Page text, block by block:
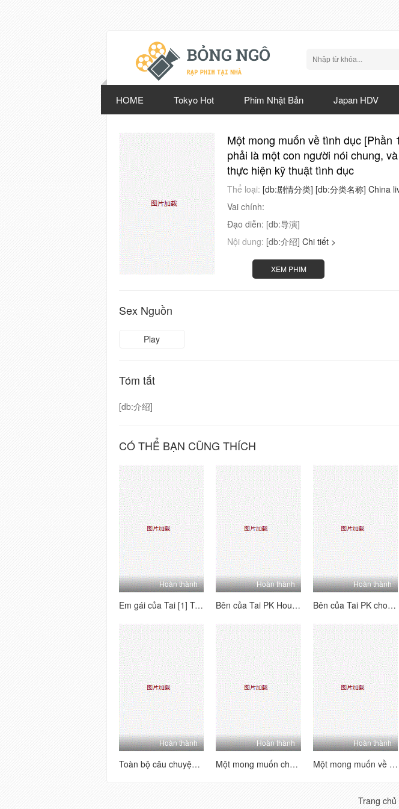
HOME Tokyo Hot Phim Nhật Bản Japan HDV
Một mong muốn về tình dục [Phần
phải là một con người nói chung,
thực hiện kỹ thuật tình dục
Thể loại: [db:剧情分类] [db:分类名称] China
Vai chính:
Đạo diễn: [db:导演]
Nội dung: [db:介绍] Chi tiết >
XEM PHIM
Sex Nguồn
Play
Tóm tắt
[db:介绍]
CÓ THỂ BẠN CŨNG THÍCH
Hoàn thành
Em gái của Tai [1] Tôi nghĩ về người mẫu này - Tôi mong chờ nó, đó là một món đồ hoàn hảo, quan hệ tình dục qua đường hậu môn, đánh hơi và phát ra các từ!
Hoàn thành
Bên của Tai PK House's Tai's Sides [4] Vui vẻ và hai mặt ~ Kiểm tra trang nơi bạn có thể thấy mỗi người chơi B của người chơi b ~ Lolita hét lên, đam mê và hung dữ!
Hoàn thành
Bên của Tai PK cho các bên của Tai [3] hai bên - hãy xem trang với hướng dẫn của mỗi cô gái - Lolita hét lên, đam mê và hung dữ!
Hoàn thành
Toàn bộ câu chuyện về sự hồi hộp hài hước của một người bạn 3p [1] ấm lòng, thở dài, đĩ và đĩ
Hoàn thành
Một mong muốn cho mong muốn [Phần 2] phụ nữ trưởng thành không phải là một con người nói chung, và rất tinh tế và thực hiện các kỹ thuật tình dục.
Hoàn thành
Một mong muốn về tình dục [Phần 1] Phụ nữ trưởng thành không phải là một con người nói chung, và cực kỳ lành nghề trong việc thực hiện kỹ thuật tình dục
Trang chủ